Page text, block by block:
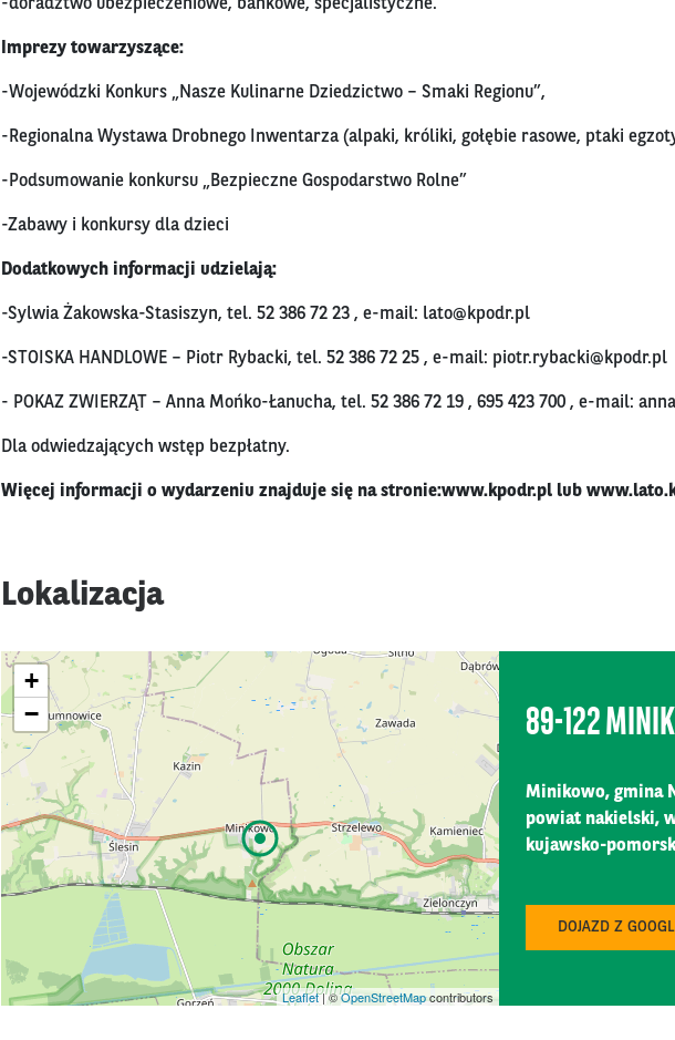
-doradztwo ubezpieczeniowe, bankowe, specjalistyczne.
Imprezy towarzyszące:
-Wojewódzki Konkurs „Nasze Kulinarne Dziedzictwo – Smaki Regionu”,
-Regionalna Wystawa Drobnego Inwentarza (alpaki, króliki, gołębie rasowe, ptaki
-Podsumowanie konkursu „Bezpieczne Gospodarstwo Rolne”
-Zabawy i konkursy dla dzieci
Dodatkowych informacji udzielają:
-Sylwia Żakowska-Stasiszyn, tel. 52 386 72 23 , e-mail: lato@kpodr.pl
-STOISKA HANDLOWE – Piotr Rybacki, tel. 52 386 72 25 , e-mail: piotr.rybacki@kpodr.pl
- POKAZ ZWIERZĄT – Anna Mońko-Łanucha, tel. 52 386 72 19 , 695 423 700 , e-mail:
Dla odwiedzających wstęp bezpłatny.
Więcej informacji o wydarzeniu znajduje się na stronie:www.kpodr.pl lub
Lokalizacja
+
−
Leaflet| ©OpenStreetMapcontributors
89-122
Minikowo, gmina
powiat nakielski,
kujawsko-
DOJAZD Z
MEATing 2026
MCC Mazurkas Conference Centre & Hotel
CZE
09
DRINK TECH - Branżowe Targi Produkcji Napojów i Płynnej Żywności …